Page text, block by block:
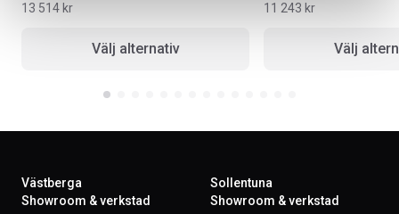
13 514 kr
Välj alternativ
11 243 kr
Välj
Västberga
Showroom & verkstad
Sollentuna
Showroom & verkstad